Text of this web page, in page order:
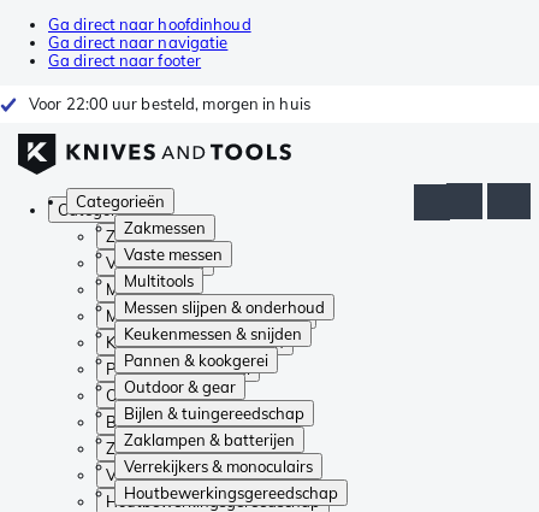
Ga direct naar hoofdinhoud
Ga direct naar navigatie
Ga direct naar footer
Voor 22:00 uur besteld, morgen in huis
Categorieën
Zakmessen
Vaste messen
Multitools
Messen slijpen & onderhoud
Keukenmessen & snijden
Pannen & kookgerei
Outdoor & gear
Bijlen & tuingereedschap
Zaklampen & batterijen
Verrekijkers & monoculairs
Houtbewerkingsgereedschap
Categorieën
Zakmessen
Vaste messen
Multitools
Messen slijpen & onderhoud
Keukenmessen & snijden
Pannen & kookgerei
Outdoor & gear
Bijlen & tuingereedschap
Zaklampen & batterijen
Verrekijkers & monoculairs
Houtbewerkingsgereedschap